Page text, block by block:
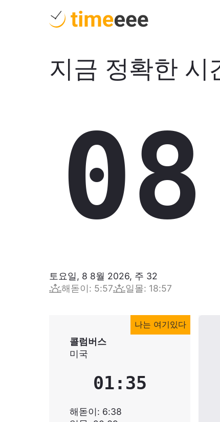
지금 정확한 시
토요일, 8 8월 2026, 주 32
해돋이: 5:57 일몰: 18:57
나는 여기있다
콜럼버스
미국
01:35
해돋이: 6:38